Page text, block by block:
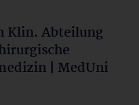
Klin. Abteilung
| MedUni